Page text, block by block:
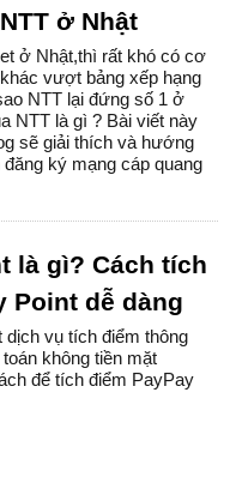
ở Nhật
ở Nhật,thì rất khó có cơ
vượt bảng xếp hạng
NTT lại đứng số 1 ở
NTT là gì ? Bài viết này
sẽ giải thích và hướng
ký mạng cáp quang
là gì? Cách tích
Point dễ dàng
dịch vụ tích điểm thông
không tiền mặt
để tích điểm PayPay